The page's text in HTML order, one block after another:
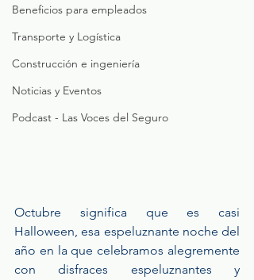
Beneficios para empleados
Transporte y Logística
Construcción e ingeniería
Noticias y Eventos
Podcast - Las Voces del Seguro
Octubre significa que es casi
Halloween, esa espeluznante noche del
año en la que celebramos alegremente
con disfraces espeluznantes y